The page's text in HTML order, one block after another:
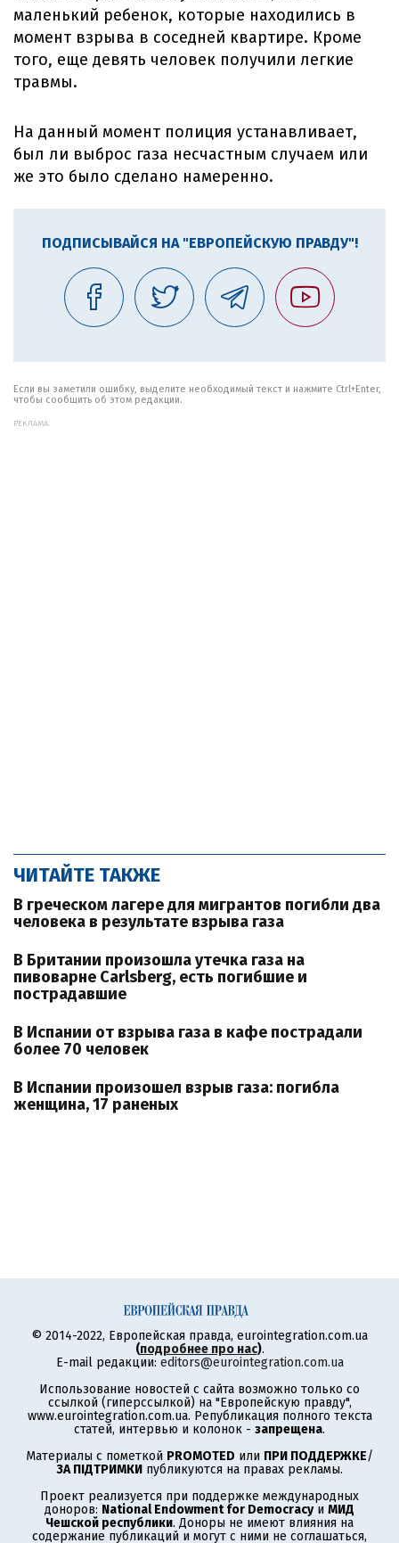
маленький ребенок, которые находились в
момент взрыва в соседней квартире. Кроме
того, еще девять человек получили легкие
травмы.
На данный момент полиция устанавливает,
был ли выброс газа несчастным случаем или
же это было сделано намеренно.
ПОДПИСЫВАЙСЯ НА "ЕВРОПЕЙСКУЮ ПРАВДУ"!
Если вы заметили ошибку, выделите необходимый текст и нажмите Ctrl+Enter,
чтобы сообщить об этом редакции.
РЕКЛАМА:
ЧИТАЙТЕ ТАКЖЕ
В греческом лагере для мигрантов погибли два
человека в результате взрыва газа
В Британии произошла утечка газа на
пивоварне Carlsberg, есть погибшие и
пострадавшие
В Испании от взрыва газа в кафе пострадали
более 70 человек
В Испании произошел взрыв газа: погибла
женщина, 17 раненых
© 2014-2022, Европейская правда, eurointegration.com.ua
(подробнее про нас).
E-mail редакции: editors@eurointegration.com.ua
Использование новостей с сайта возможно только со
ссылкой (гиперссылкой) на "Европейскую правду",
www.eurointegration.com.ua. Републикация полного текста
статей, интервью и колонок - запрещена.
Материалы с пометкой PROMOTED или ПРИ ПОДДЕРЖКЕ/
ЗА ПІДТРИМКИ публикуются на правах рекламы.
Проект реализуется при поддержке международных
доноров: National Endowment for Democracyи МИД
Чешской республики. Доноры не имеют влияния на
содержание публикаций и могут с ними не соглашаться,